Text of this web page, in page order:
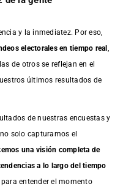
y la inmediatez. Por eso,
electorales en tiempo real
de otros se reflejan en el
últimos resultados de
de nuestras encuestasy
solo capturamos el
una visión completa de
a lo largo del tiempo
entender el momento